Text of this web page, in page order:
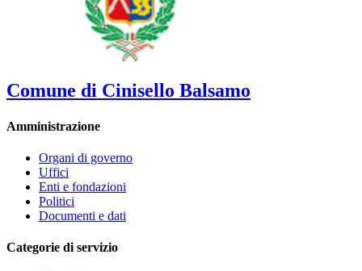
Comune di Cinisello Balsamo
Amministrazione
Organi di governo
Uffici
Enti e fondazioni
Politici
Documenti e dati
Categorie di servizio